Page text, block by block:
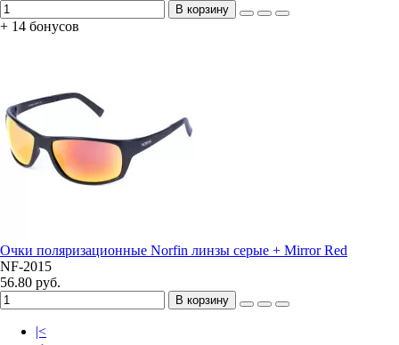
В корзину
+ 14 бонусов
Очки поляризационные Norfin линзы серые + Mirror Red
NF-2015
56.80 руб.
В корзину
|<